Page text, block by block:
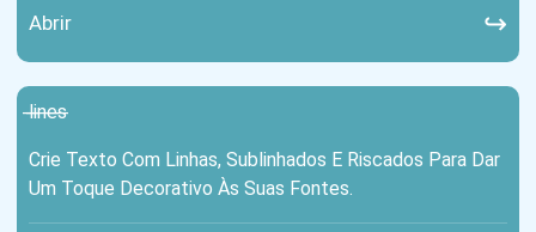
Abrir ↪
l̶i̶n̶e̶s̶
Crie Texto Com Linhas, Sublinhados E Riscados Para Dar
Um Toque Decorativo Às Suas Fontes.